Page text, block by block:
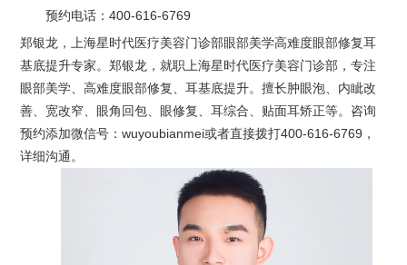
预约电话：400-616-6769
郑银龙，上海星时代医疗美容门诊部眼部美学高难度眼部修复耳
基底提升专家。郑银龙，就职上海星时代医疗美容门诊部，专注
眼部美学、高难度眼部修复、耳基底提升。擅长肿眼泡、内眦改
善、宽改窄、眼角回包、眼修复、耳综合、贴面耳矫正等。咨询
预约添加微信号：wuyoubianmei或者直接拨打400-616-6769，
详细沟通。